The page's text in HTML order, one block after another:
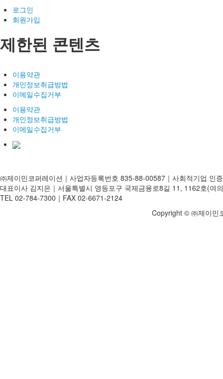
로그인
회원가입
제한된 콘텐츠
이용약관
개인정보취급방법
이메일수집거부
이용약관
개인정보취급방법
이메일수집거부
㈜제이민코퍼레이션｜사업자등록번호 835-88-00587｜사회적기업 인
대표이사 김지은｜서울특별시 영등포구 국제금융로8길 11, 1162호(여
TEL 02-784-7300｜FAX 02-6671-2124
Copyright © ㈜제이민